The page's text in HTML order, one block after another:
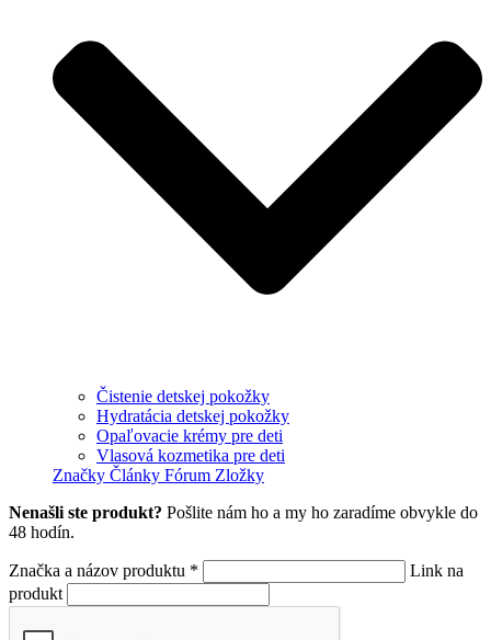
Čistenie detskej pokožky
Hydratácia detskej pokožky
Opaľovacie krémy pre deti
Vlasová kozmetika pre deti
Značky Články Fórum Zložky
Nenašli ste produkt? Pošlite nám ho a my ho zaradíme obvykle do
48 hodín.
Značka a názov produktu *
Link na
produkt